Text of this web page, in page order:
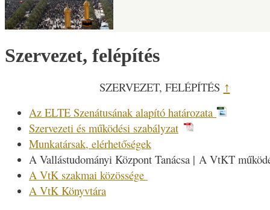
Szervezet, felépítés
SZERVEZET, FELÉPÍTÉS ↑
Az ELTE Szenátusának alapító határozata
Szervezeti és működési szabályzat
Munkatársak, elérhetőségek
A Vallástudományi Központ Tanácsa | ​A VtKT
A VtK szakmai közössége ​
A VtK Könyvtára